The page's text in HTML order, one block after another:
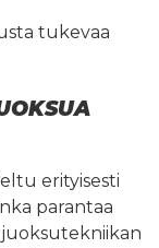
tukevaa
erityisesti
parantaa